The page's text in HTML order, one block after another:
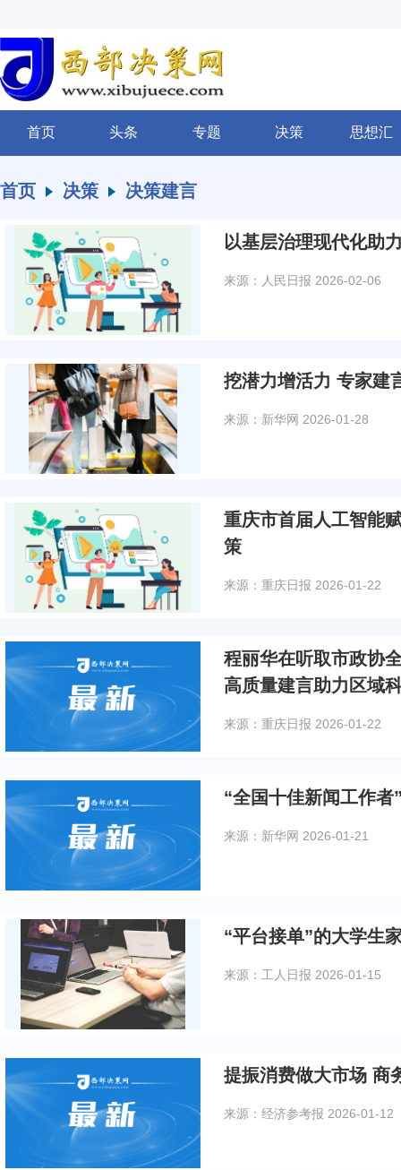
首页 头条 专题 决策 思想汇
首页 决策 决策建言
以基层治理现代化助
来源：人民日报 2026-02-06
挖潜力增活力 专家建
来源：新华网 2026-01-28
重庆市首届人工智能
策
来源：重庆日报 2026-01-22
程丽华在听取市政协
高质量建言助力区域
来源：重庆日报 2026-01-22
“全国十佳新闻工作
来源：新华网 2026-01-21
“平台接单”的大学生
来源：工人日报 2026-01-15
提振消费做大市场 商
来源：经济参考报 2026-01-12